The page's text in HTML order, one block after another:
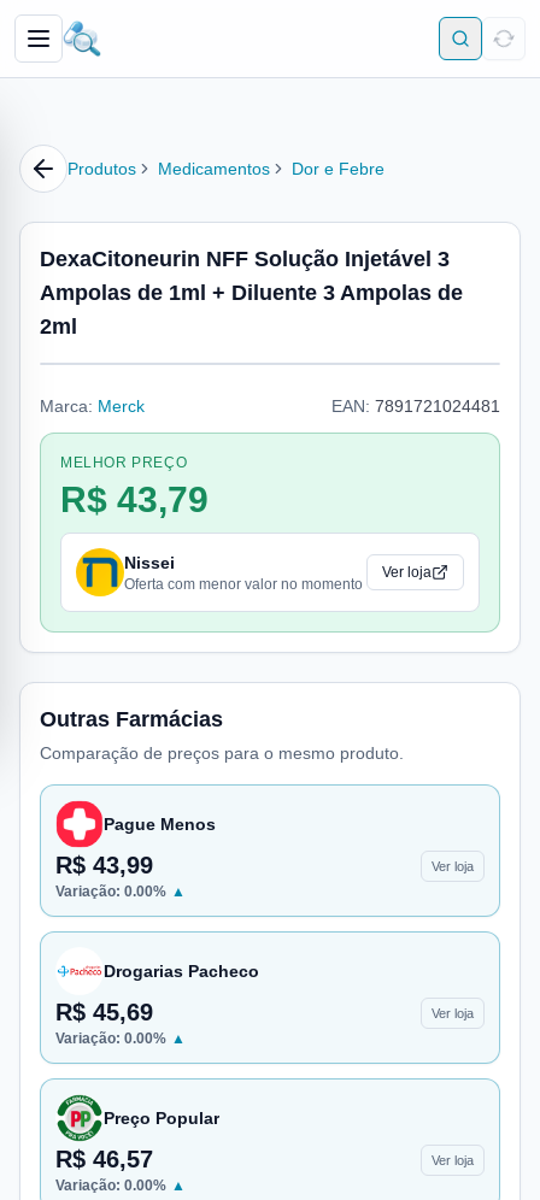
Produtos Medicamentos Dor e Febre
DexaCitoneurin NFF Solução Injetável 3
Ampolas de 1ml + Diluente 3 Ampolas de
2ml
Marca: Merck EAN: 7891721024481
MELHOR PREÇO
R$ 43,79
Nissei
Oferta com menor valor no momento
Ver loja
Outras Farmácias
Comparação de preços para o mesmo produto.
Pague Menos
R$ 43,99 Ver loja
Variação: 0.00% ▲
Drogarias Pacheco
R$ 45,69 Ver loja
Variação: 0.00% ▲
Preço Popular
R$ 46,57 Ver loja
Variação: 0.00% ▲